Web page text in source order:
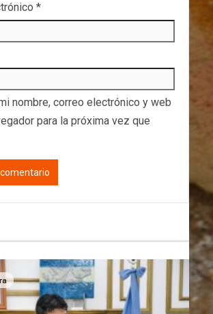
*
nombre, correo electrónico y web
para la próxima vez que